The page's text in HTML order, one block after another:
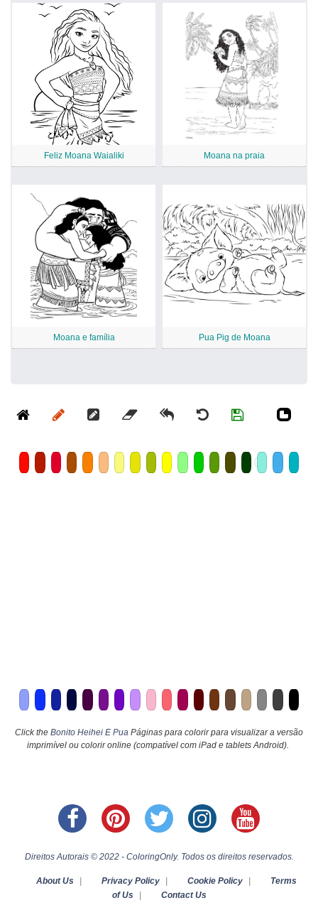
Feliz Moana Waialiki Moana na praia
Moana e família Pua Pig de Moana
Click the Bonito Heihei E Pua Páginas para colorir para visualizar a versão
imprimível ou colorir online (compatível com iPad e tablets Android).
Direitos Autorais © 2022 - ColoringOnly. Todos os direitos reservados.
About Us | Privacy Policy | Cookie Policy |
Terms
of Us
| Contact Us